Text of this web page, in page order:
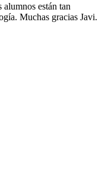
están tan
Muchas gracias Javi.